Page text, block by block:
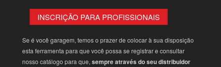
INSCRIÇÃO PARA PROFISSIONAIS
Se é você garagem, temos o prazer de colocar à sua disposição
esta ferramenta para que você possa se registrar e consultar
nosso catálogo para que, sempre através do seu distribuidor